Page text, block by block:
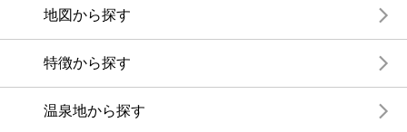
地図から探す
特徴から探す
温泉地から探す